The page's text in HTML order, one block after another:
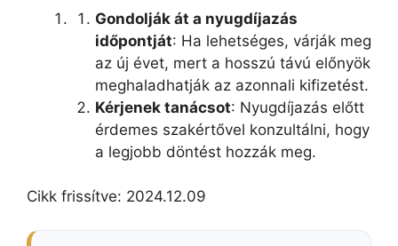
Gondolják át a nyugdíjazás
időpontját: Ha lehetséges, várják meg
az új évet, mert a hosszú távú előnyök
meghaladhatják az azonnali kifizetést.
Kérjenek tanácsot: Nyugdíjazás előtt
érdemes szakértővel konzultálni, hogy
a legjobb döntést hozzák meg.
Cikk frissítve: 2024.12.09